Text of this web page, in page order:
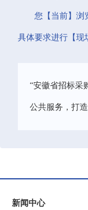
您【当前】浏
具体要求进行【现
“安徽省招标采
公共服务，打
新闻中心